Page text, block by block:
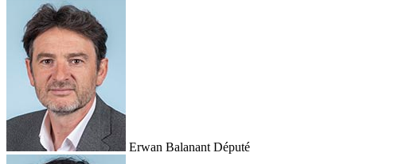
Erwan Balanant Député